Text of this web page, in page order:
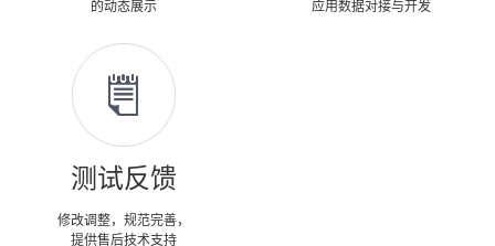
的动态展示
应用数据对接与开发
测试反馈
修改调整，规范完善，
提供售后技术支持